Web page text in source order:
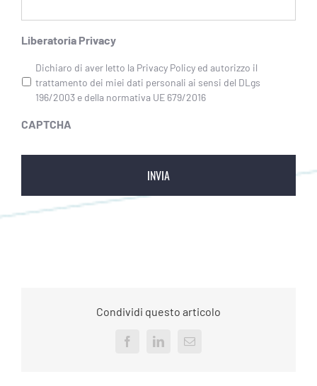
Liberatoria Privacy
Dichiaro di aver letto la Privacy Policy ed autorizzo il
trattamento dei miei dati personali ai sensi del DLgs
196/2003 e della normativa UE 679/2016
CAPTCHA
Condividi questo articolo
FacebookLinkedInEmail